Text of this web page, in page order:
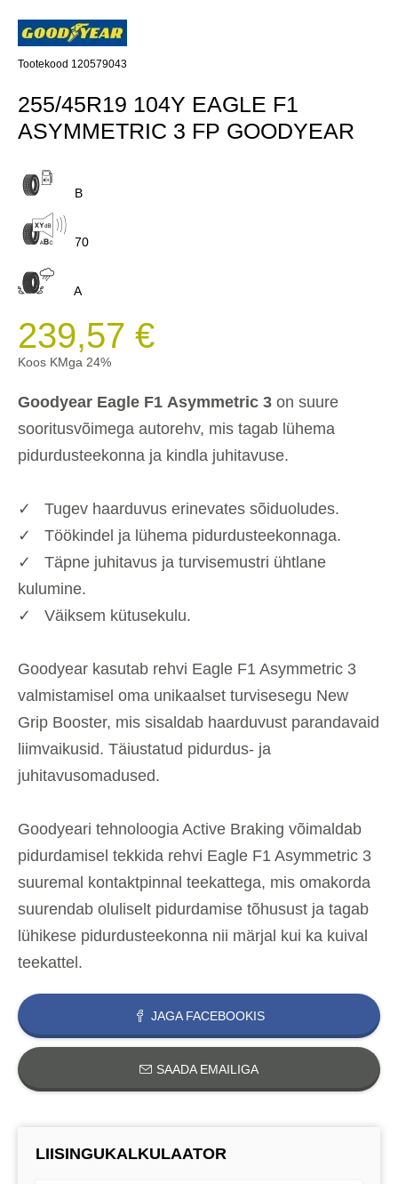
Tootekood 120579043
255/45R19 104Y EAGLE F1
ASYMMETRIC 3 FP GOODYEAR
B
70
A
239,57 €
Koos KMga 24%
Goodyear Eagle F1 Asymmetric 3 on suure
sooritusvõimega autorehv, mis tagab lühema
pidurdusteekonna ja kindla juhitavuse.
✓ Tugev haarduvus erinevates sõiduoludes.
✓ Töökindel ja lühema pidurdusteekonnaga.
✓ Täpne juhitavus ja turvisemustri ühtlane
kulumine.
✓ Väiksem kütusekulu.
Goodyear kasutab rehvi Eagle F1 Asymmetric 3
valmistamisel oma unikaalset turvisesegu New
Grip Booster, mis sisaldab haarduvust parandavaid
liimvaikusid. Täiustatud pidurdus- ja
juhitavusomadused.
Goodyeari tehnoloogia Active Braking võimaldab
pidurdamisel tekkida rehvi Eagle F1 Asymmetric 3
suuremal kontaktpinnal teekattega, mis omakorda
suurendab oluliselt pidurdamise tõhusust ja tagab
lühikese pidurdusteekonna nii märjal kui ka kuival
teekattel.
JAGA FACEBOOKIS
SAADA EMAILIGA
LIISINGUKALKULAATOR